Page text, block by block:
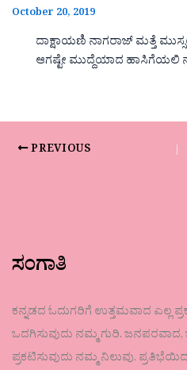
October 20, 2019
ದಾಕ್ಷಾಯಣಿ ನಾಗರಾಜ್ ಮತ್ತೆ
ಆಗಷ್ಟೇ ಮುದ್ದೆಯಾದ ಹಾಸಿಗೆಯಲಿ
PREVIOUS
ಸಂಗಾತಿ
ಕನ್ನಡದ ಓದುಗರಿಗೆ ಉತ್ತಮವಾದ ಎಲ್ಲ
ಒದಗಿಸುವುದು ನಮ್ಮ ಗುರಿ.
ಪ್ರಕಟಿಸುವುದು ನಮ್ಮ ನಿಲುವು.